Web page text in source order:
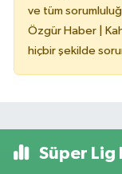
ve tüm
Özgür Haber |
hiçbir şekilde
Süper Lig